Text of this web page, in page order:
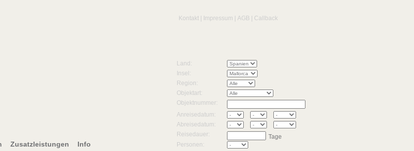
Zusatzleistungen Info
Kontakt Impressum AGB Callback
Land:
Insel:
Region:
Objektart:
Objektnummer:
Anreisedatum:
Abreisedatum:
Reisedauer:
Tage
Personen: